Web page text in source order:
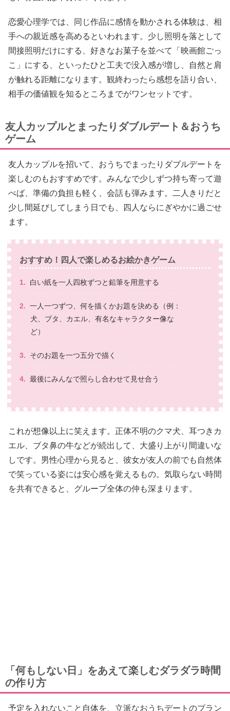
恋愛心理学では、同じ作品に感情を動かされる体験は、相
手への親近感を高めるといわれます。少し照明を落として
間接照明だけにする、好きなお菓子を並べて「映画館ごっ
こ」にする、といったひと工夫で没入感が増し、自然と肩
が触れる距離になります。観終わったら感想を語り合い、
相手の価値観を知るところまでがワンセットです。
友人カップルとまったりダブルデート＆おうち
ゲーム
友人カップルを招いて、おうちでまったりダブルデートを
楽しむのもおすすめです。みんなで少しずつ持ち寄って遊
べば、準備の負担も軽く、会話も弾みます。二人きりだと
少し間延びしてしまう日でも、四人ならにぎやかに過ごせ
ます。
おすすめ！四人で楽しめるお絵かきゲーム
白い紙を一人四枚ずつと鉛筆を用意する
一人一つずつ、何を描くかお題を決める（例：
犬、ブタ、カエル、有名なキャラクター像な
ど）
そのお題を一つ五分で描く
最後にみんなで照らし合わせて見せ合う
これが想像以上に笑えます。正体不明のクマ犬、耳つきカ
エル、ブタ鼻の牛などが続出して、大盛り上がり間違いな
しです。男性心理から見ると、彼女が友人の前でも自然体
で笑っている姿には安心感を覚えるもの。気取らない時間
を共有できると、グループ全体の仲も深まります。
「何もしない日」をあえて楽しむダラダラ時間
の作り方
予定を入れないこと自体を、立派なおうちデートのプラン